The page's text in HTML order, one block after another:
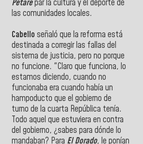
Petarepar la cultura y el deporte de
las comunidades locales.
Cabello señaló que la reforma está
destinada a corregir las fallas del
sistema de justicia, pero no porque
no funcione. "Claro que funciona, lo
estamos diciendo, cuando no
funcionaba era cuando había un
hampoducto que el gobierno de
turno de la cuarta República tenía.
Todo aquel que estuviera en contra
del gobierno, ¿sabes para dónde lo
mandaban? Para El Dorado, le ponían